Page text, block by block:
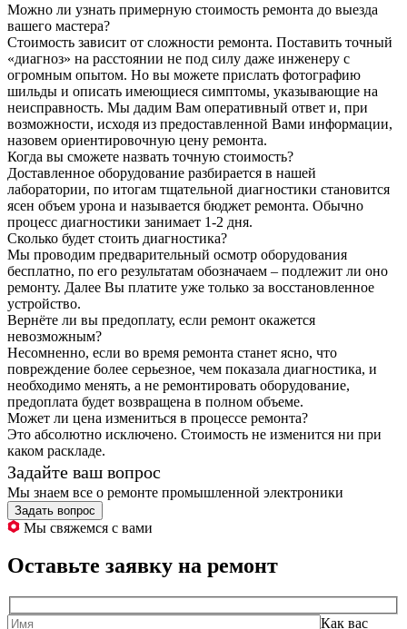
Можно ли узнать примерную стоимость ремонта до выезда
вашего мастера?
Стоимость зависит от сложности ремонта. Поставить точный
«диагноз» на расстоянии не под силу даже инженеру с
огромным опытом. Но вы можете прислать фотографию
шильды и описать имеющиеся симптомы, указывающие на
неисправность. Мы дадим Вам оперативный ответ и, при
возможности, исходя из предоставленной Вами информации,
назовем ориентировочную цену ремонта.
Когда вы сможете назвать точную стоимость?
Доставленное оборудование разбирается в нашей
лаборатории, по итогам тщательной диагностики становится
ясен объем урона и называется бюджет ремонта. Обычно
процесс диагностики занимает 1-2 дня.
Сколько будет стоить диагностика?
Мы проводим предварительный осмотр оборудования
бесплатно, по его результатам обозначаем – подлежит ли оно
ремонту. Далее Вы платите уже только за восстановленное
устройство.
Вернёте ли вы предоплату, если ремонт окажется
невозможным?
Несомненно, если во время ремонта станет ясно, что
повреждение более серьезное, чем показала диагностика, и
необходимо менять, а не ремонтировать оборудование,
предоплата будет возвращена в полном объеме.
Может ли цена измениться в процессе ремонта?
Это абсолютно исключено. Стоимость не изменится ни при
каком раскладе.
Задайте ваш вопрос
Мы знаем все о ремонте промышленной электроники
Задать вопрос
Мы свяжемся с вами
Оставьте заявку на ремонт
Как вас